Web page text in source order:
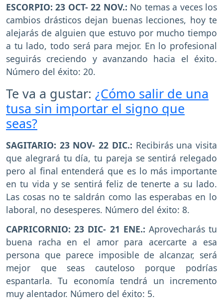
ESCORPIO: 23 OCT- 22 NOV.: No temas a veces los
cambios drásticos dejan buenas lecciones, hoy te
alejarás de alguien que estuvo por mucho tiempo
a tu lado, todo será para mejor. En lo profesional
seguirás creciendo y avanzando hacia el éxito.
Número del éxito: 20.
Te va a gustar: ¿Cómo salir de una
tusa sin importar el signo que
seas?
SAGITARIO: 23 NOV- 22 DIC.: Recibirás una visita
que alegrará tu día, tu pareja se sentirá relegado
pero al final entenderá que es lo más importante
en tu vida y se sentirá feliz de tenerte a su lado.
Las cosas no te saldrán como las esperabas en lo
laboral, no desesperes. Número del éxito: 8.
CAPRICORNIO: 23 DIC- 21 ENE.: Aprovecharás tu
buena racha en el amor para acercarte a esa
persona que parece imposible de alcanzar, será
mejor que seas cauteloso porque podrías
espantarla. Tu economía tendrá un incremento
muy alentador. Número del éxito: 5.